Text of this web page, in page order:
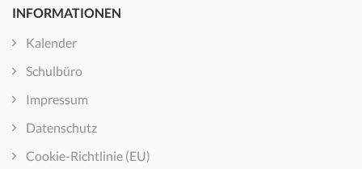
INFORMATIONEN
Kalender
Schulbüro
Impressum
Datenschutz
Cookie-Richtlinie (EU)